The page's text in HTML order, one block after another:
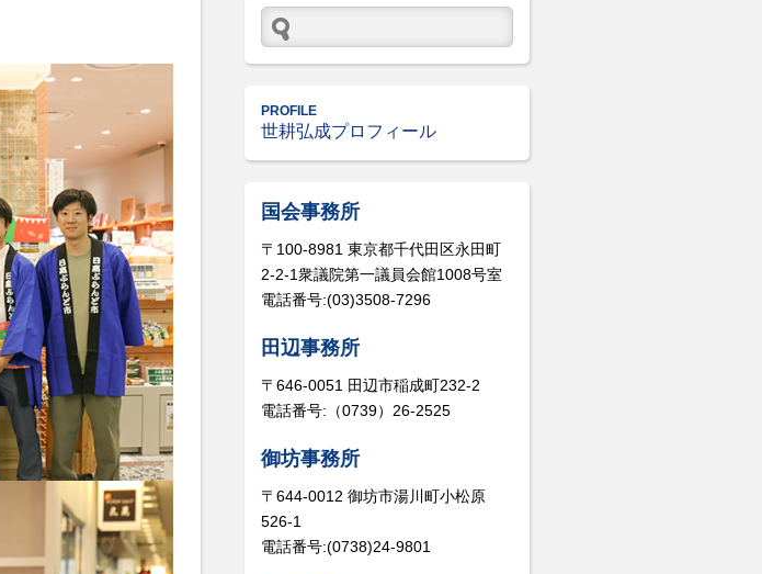
PROFILE
世耕弘成プロフィール
国会事務所
〒100-8981 東京都千代田区永田町
2-2-1衆議院第一議員会館1008号室
電話番号:(03)3508-7296
田辺事務所
〒646-0051 田辺市稲成町232-2
電話番号:（0739）26-2525
御坊事務所
〒644-0012 御坊市湯川町小松原
526-1
電話番号:(0738)24-9801